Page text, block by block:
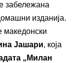
забележана
изданија.
македонски
Јашари, која
„Милан